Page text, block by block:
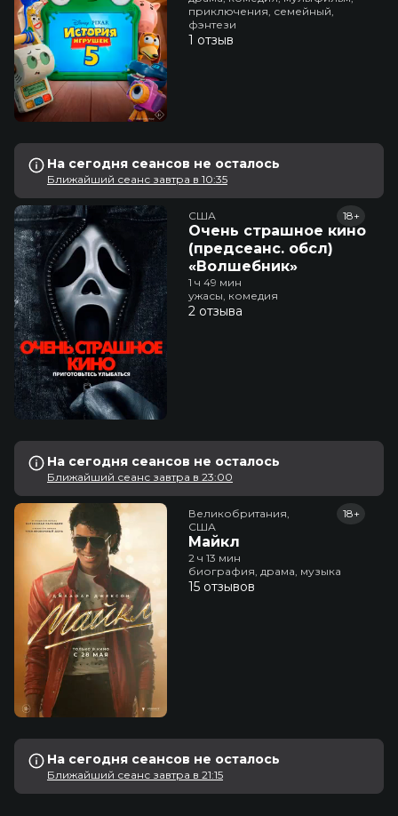
приключения, семейный,
фэнтези
1 отзыв
На сегодня сеансов не осталось
Ближайший сеанс завтра в 10:35
США
Очень страшное кино
(предсеанс. обсл)
«Волшебник»
18+
1 ч 49 мин
ужасы, комедия
2 отзыва
На сегодня сеансов не осталось
Ближайший сеанс завтра в 23:00
Великобритания,
США
Майкл
18+
2 ч 13 мин
биография, драма, музыка
15 отзывов
На сегодня сеансов не осталось
Ближайший сеанс завтра в 21:15